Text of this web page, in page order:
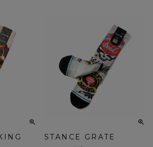
STANCE GRATE